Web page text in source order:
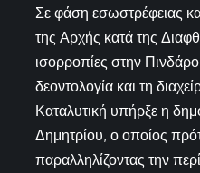
Σε φάση εσωστρέφειας
της Αρχής κατά της
ισορροπίες στην
δεοντολογία και τη
Καταλυτική υπήρξε η
Δημητρίου, ο οποίος
παραλληλίζοντας την